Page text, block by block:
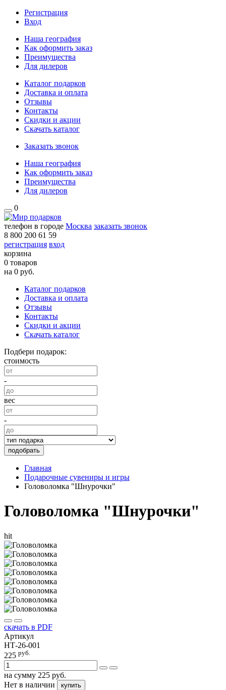
Регистрация
Вход
Наша география
Как оформить заказ
Преимущества
Для дилеров
Каталог подарков
Доставка и оплата
Отзывы
Контакты
Скидки и акции
Скачать каталог
Заказать звонок
Наша география
Как оформить заказ
Преимущества
Для дилеров
0
телефон в городе Москва заказать звонок
8 800 200 61 59
регистрация вход
корзина
0 товаров
на 0 руб.
Каталог подарков
Доставка и оплата
Отзывы
Контакты
Скидки и акции
Скачать каталог
Подбери подарок:
стоимость
-
вес
-
подобрать
Главная
Подарочные сувениры и игры
Головоломка "Шнурочки"
Головоломка "Шнурочки"
hit
скачать в PDF
Артикул
НТ-26-001
225 руб.
на сумму 225 руб.
Нет в наличии
купить